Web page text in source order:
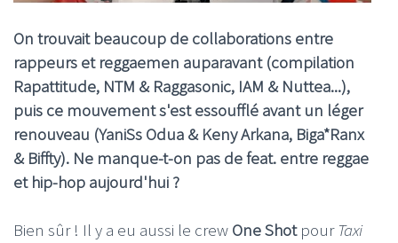
On trouvait beaucoup de collaborations entre
rappeurs et reggaemen auparavant (compilation
Rapattitude, NTM & Raggasonic, IAM & Nuttea...),
puis ce mouvement s'est essoufflé avant un léger
renouveau (YaniSs Odua & Keny Arkana, Biga*Ranx
& Biffty). Ne manque-t-on pas de feat. entre reggae
et hip-hop aujourd'hui ?
Bien sûr ! Il y a eu aussi le crew One Shotpour Taxi